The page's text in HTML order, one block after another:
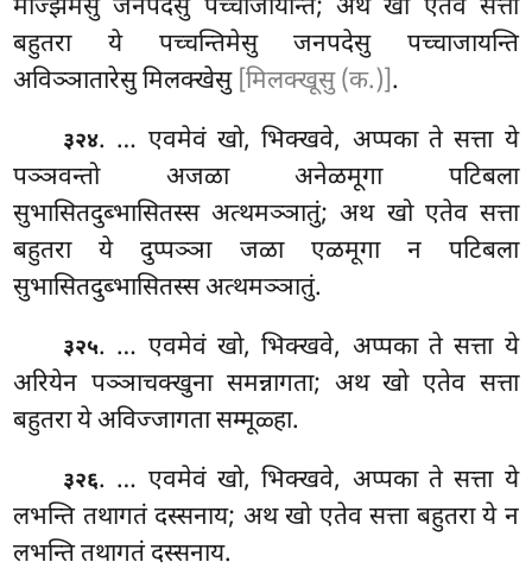
मज्झिमेसु जनपदेसु पच्चाजायन्ति; अथखो एतेव सत्ता
बहुतरा ये पच्चन्तिमेसु जनपदेसु पच्चाजायन्ति
अविञ्ञातारेसु मिलक्खेसु [मिलक्खूसु (क.)].
३२४. … एवमेवं खो, भिक्खवे, अप्पका ते सत्ता ये
पञ्ञवन्तो अजळा अनेळमूगा पटिबला
सुभासितदुब्भासितस्स अत्थमञ्ञातुं; अथ खो एतेव सत्ता
बहुतरा ये दुप्पञ्ञा जळा एळमूगा न पटिबला
सुभासितदुब्भासितस्स अत्थमञ्ञातुं.
३२५. … एवमेवंखो, भिक्खवे, अप्पका ते सत्ता ये
अरियेन पञ्ञाचक्खुना समन्नागता; अथ खो एतेव सत्ता
बहुतरा ये अविज्जागता सम्मूळ्हा.
३२६. … एवमेवं खो, भिक्खवे, अप्पका ते सत्ता ये
लभन्ति तथागतं दस्सनाय; अथ खो एतेव सत्ता बहुतरा ये न
लभन्ति तथागतं दस्सनाय.